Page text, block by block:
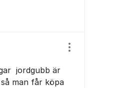
jordgubb är
man får köpa
Visa/dölj